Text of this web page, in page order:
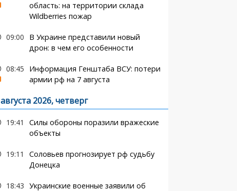
область: на территории склада
Wildberries пожар
09:00
В Украине представили новый
дрон: в чем его особенности
08:45
Информация Генштаба ВСУ: потери
армии рф на 7 августа
2026, четверг
19:41
Силы обороны поразили вражеские
объекты
19:11
Соловьев прогнозирует рф судьбу
Донецка
18:43 Украинские военные заявили об